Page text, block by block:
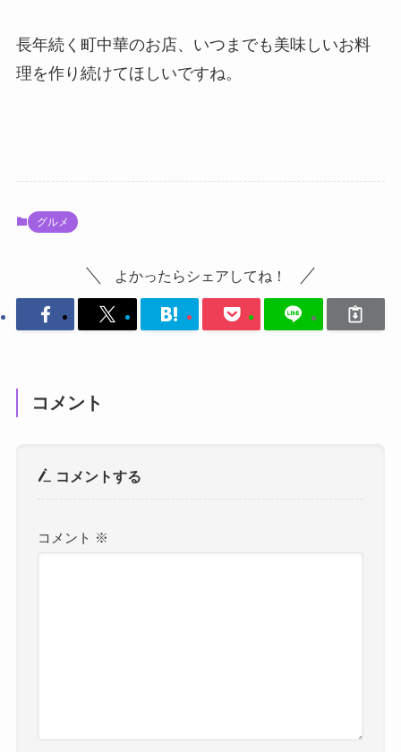
長年続く町中華のお店、いつまでも美味しいお料
理を作り続けてほしいですね。
グルメ
よかったらシェアしてね！
コメント
コメントする
コメント ※